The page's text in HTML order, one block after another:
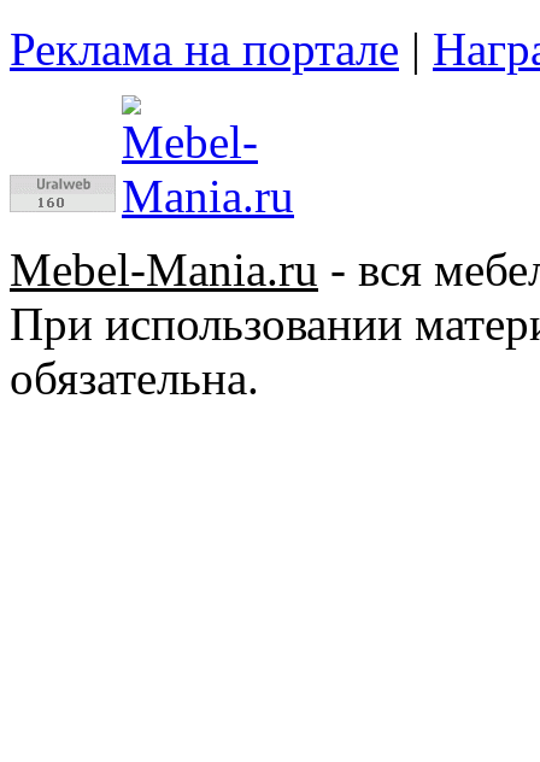
Реклама на портале |
Mebel-Mania.ru - вся
При использовании
обязательна.